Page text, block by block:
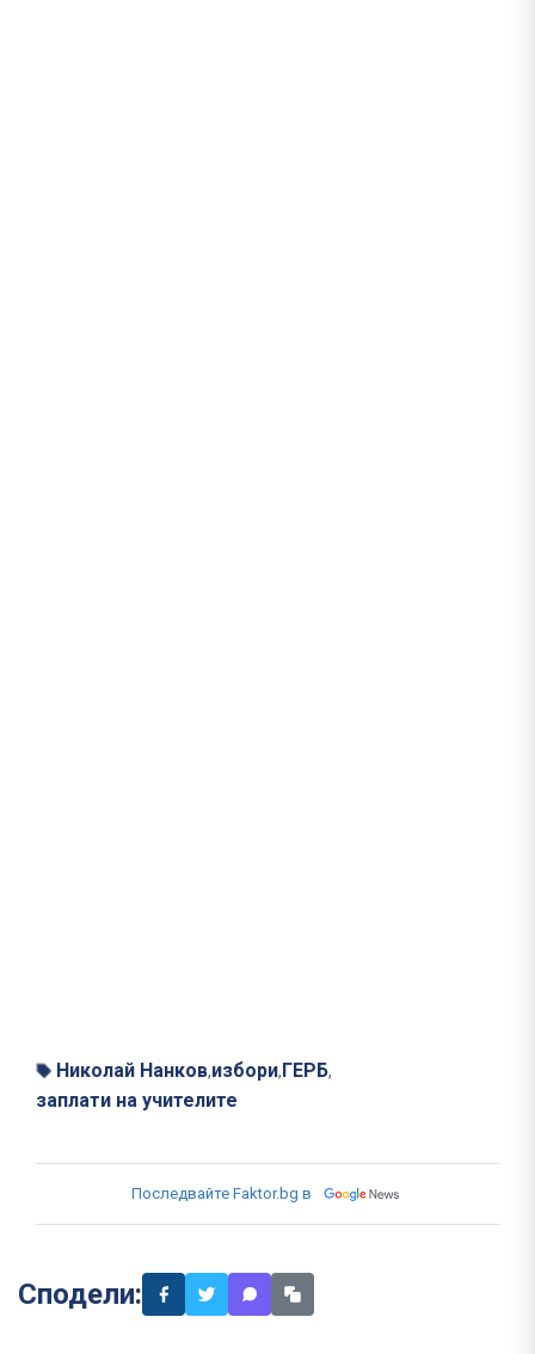
Николай Нанков,избори,ГЕРБ,
заплати на учителите
Последвайте Faktor.bg в
Сподели: